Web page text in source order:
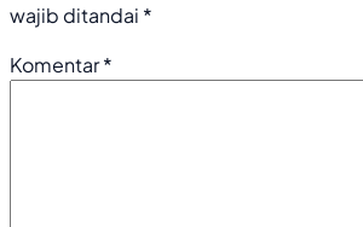
wajib ditandai *
Komentar*